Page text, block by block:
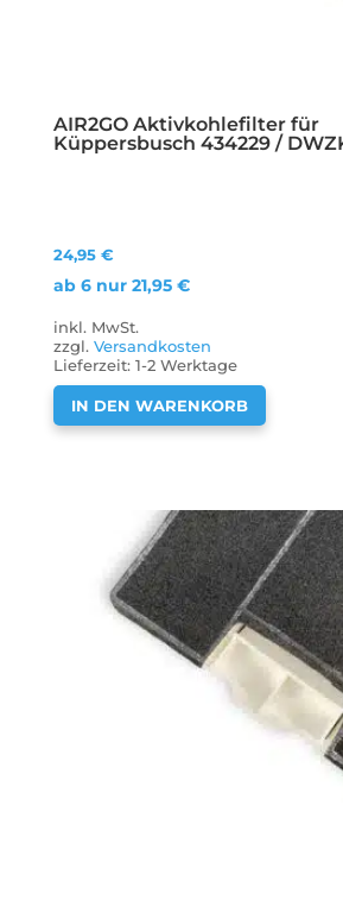
AIR2GO Aktivkohlefilter für
Küppersbusch 434229 /
24,95€
ab 6 nur21,95€
inkl. MwSt.
zzgl.Versandkosten
Lieferzeit:1-2 Werktage
IN DEN WARENKORB